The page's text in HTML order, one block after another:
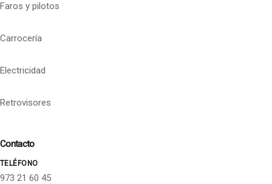
Faros y pilotos
Carrocería
Electricidad
Retrovisores
Contacto
TELÉFONO
973 21 60 45